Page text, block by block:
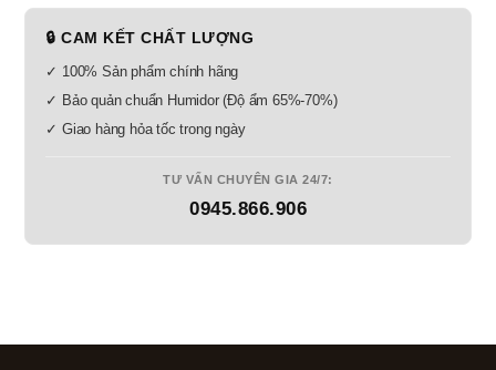
🔒 CAM KẾT CHẤT LƯỢNG
✓ 100% Sản phẩm chính hãng
✓ Bảo quản chuẩn Humidor (Độ ẩm 65%-70%)
✓ Giao hàng hỏa tốc trong ngày
TƯ VẤN CHUYÊN GIA 24/7:
0945.866.906